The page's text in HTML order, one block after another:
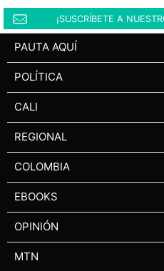
¡SUSCRÍBETE A
PAUTA AQUÍ
POLÍTICA
CALI
REGIONAL
COLOMBIA
EBOOKS
OPINIÓN
MTN